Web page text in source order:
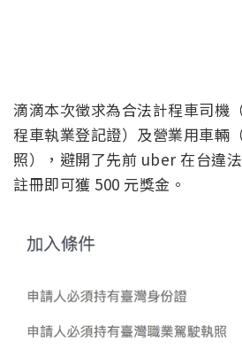
滴滴本次徵求為合法計程車司機
程車執業登記證）及營業用車輛
照），避開了先前 uber 在台違
註冊即可獲 500 元獎金。